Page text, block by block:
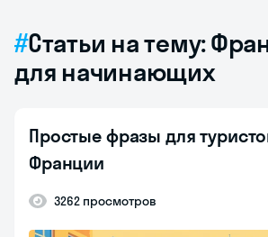
Статьи на тему:
для начинающих
Простые фразы для
Франции
3262 просмотров